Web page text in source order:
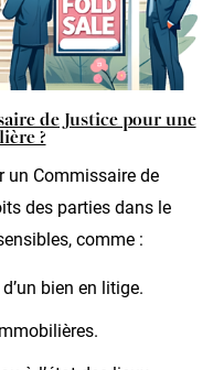
de Justice pour une
?
un Commissaire de
des parties dans le
comme :
bien en litige.